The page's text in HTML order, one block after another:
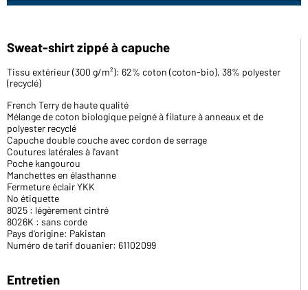
Sweat-shirt zippé à capuche
Tissu extérieur (300 g/m²): 62% coton (coton-bio), 38% polyester
(recyclé)
French Terry de haute qualité
Mélange de coton biologique peigné à filature à anneaux et de
polyester recyclé
Capuche double couche avec cordon de serrage
Coutures latérales à l'avant
Poche kangourou
Manchettes en élasthanne
Fermeture éclair YKK
No étiquette
8025 : légèrement cintré
8026K : sans corde
Pays d'origine: Pakistan
Numéro de tarif douanier: 61102099
Entretien